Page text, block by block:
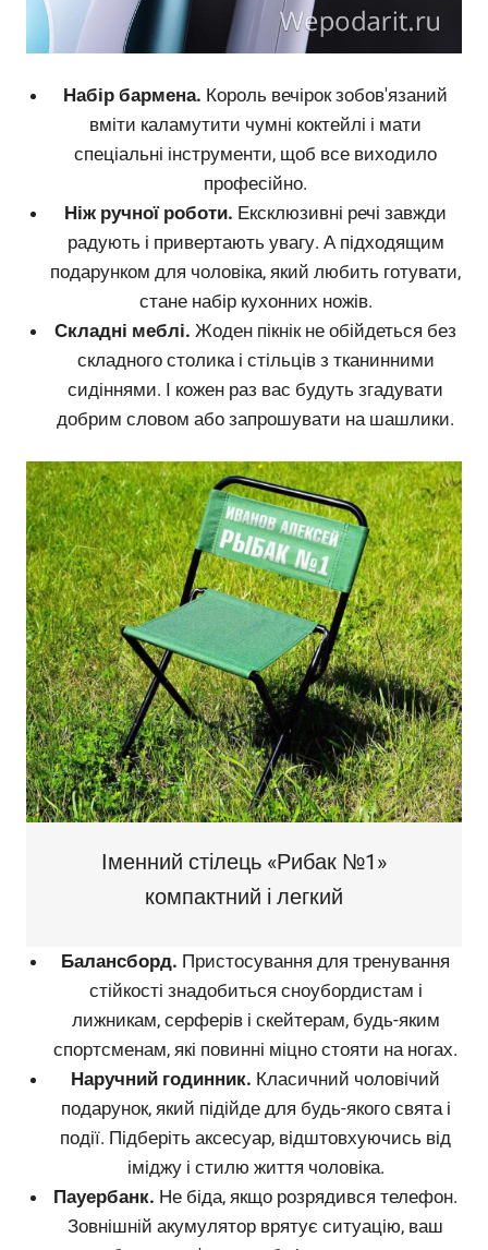
Набір бармена. Король вечірок зобов'язаний
вміти каламутити чумні коктейлі і мати
спеціальні інструменти, щоб все виходило
професійно.
Ніж ручної роботи. Ексклюзивні речі завжди
радують і привертають увагу. А підходящим
подарунком для чоловіка, який любить готувати,
стане набір кухонних ножів.
Складні меблі. Жоден пікнік не обійдеться без
складного столика і стільців з тканинними
сидіннями. І кожен раз вас будуть згадувати
добрим словом або запрошувати на шашлики.
Іменний стілець «Рибак №1»
компактний і легкий
Балансборд. Пристосування для тренування
стійкості знадобиться сноубордистам і
лижникам, серферів і скейтерам, будь-яким
спортсменам, які повинні міцно стояти на ногах.
Наручний годинник. Класичний чоловічий
подарунок, який підійде для будь-якого свята і
події. Підберіть аксесуар, відштовхуючись від
іміджу і стилю життя чоловіка.
Пауербанк. Не біда, якщо розрядився телефон.
Зовнішній акумулятор врятує ситуацію, ваш